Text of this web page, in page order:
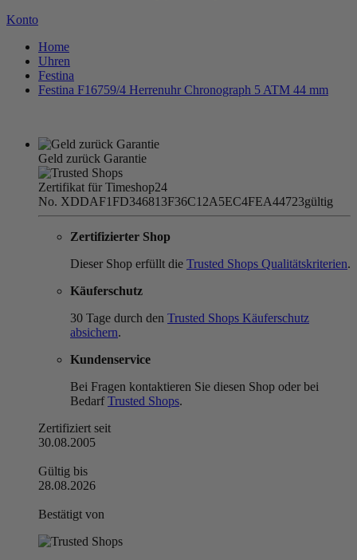
Konto
Home
Uhren
Festina
Festina F16759/4 Herrenuhr Chronograph 5 ATM 44 mm
Geld zurück Garantie
Zertifikat für Timeshop24
No. XDDAF1FD346813F36C12A5EC4FEA44723gültig
Zertifizierter Shop
Dieser Shop erfüllt die Trusted Shops Qualitätskriterien.
Käuferschutz
30 Tage durch den Trusted Shops Käuferschutz
absichern.
Kundenservice
Bei Fragen kontaktieren Sie diesen Shop oder bei
BedarfTrusted Shops.
Zertifiziert seit
30.08.2005
Gültig bis
28.08.2026
Bestätigt von